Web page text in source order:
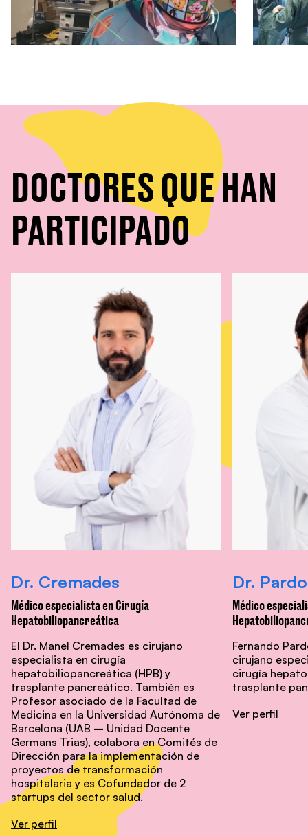
DOCTORES QUE HAN
PARTICIPADO
Dr. Cremades
Médico especialista en Cirugía
Hepatobiliopancreática
El Dr. Manel Cremades es cirujano
especialista en cirugía
hepatobiliopancreática (HPB) y
trasplante pancreático. También es
Profesor asociado de la Facultad de
Medicina en la Universidad Autónoma de
Barcelona (UAB – Unidad Docente
Germans Trias), colabora en Comités de
Dirección para la implementación de
proyectos de transformación
hospitalaria y es Cofundador de 2
startups del sector salud.
Ver perfil
Dr. Pardo
Médico
Fernando
cirujano
cirugía
trasplante
Ver perfil